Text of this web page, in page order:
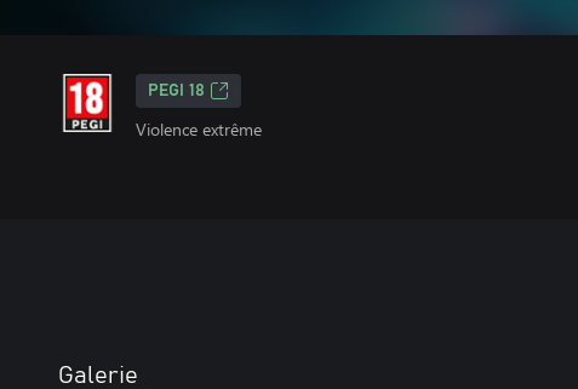
PEGI 18
Violence extrême
Galerie